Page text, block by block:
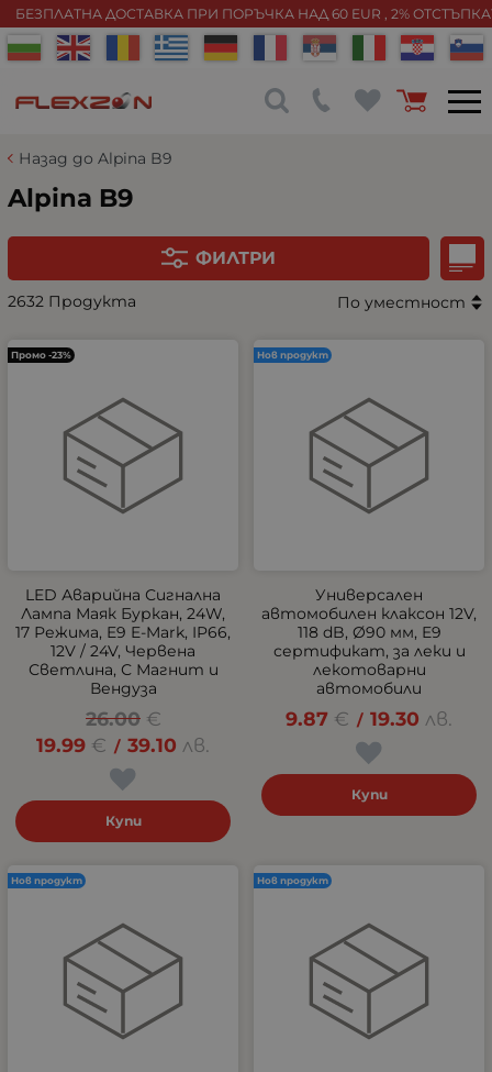
БЕЗПЛАТНА ДОСТАВКА ПРИ ПОРЪЧКА НАД 60 EUR , 2%
Назад до Alpina B9
Alpina B9
ФИЛТРИ
2632 Продукта По уместност
LED Аварийна Сигнална
Лампа Маяк Буркан, 24W,
17 Режима, E9 E-Mark, IP66,
12V / 24V, Червена
Светлина, С Магнит и
Вендуза
26.00 €
19.99 € / 39.10 лв.
Купи
Промо -23%
Универсален
автомобилен клаксон 12V,
118 dB, Ø90 мм, E9
сертификат, за леки и
лекотоварни
автомобили
9.87 € / 19.30 лв.
Купи
Нов продукт
Нов продукт Нов продукт